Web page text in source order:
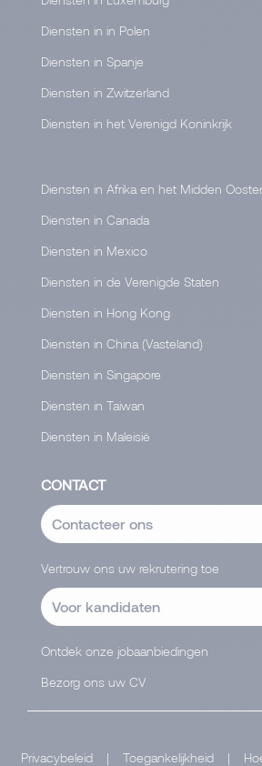
Diensten in in Polen
Diensten in Spanje
Diensten in Zwitzerland
Diensten in het Verenigd Koninkrijk
Diensten in Afrika en het Midden
Diensten in Canada
Diensten in Mexico
Diensten in de Verenigde Staten
Diensten in Hong Kong
Diensten in China (Vasteland)
Diensten in Singapore
Diensten in Taiwan
Diensten in Maleisië
CONTACT
Contacteer ons
Vertrouw ons uw rekrutering toe
Voor kandidaten
Ontdek onze jobaanbiedingen
Bezorg ons uw CV
Privacybeleid | Toegankelijkheid |